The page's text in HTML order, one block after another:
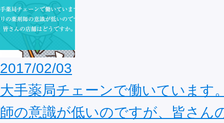
2017/02/03
大手薬局チェーンで働いています
師の意識が低いのですが、皆さん